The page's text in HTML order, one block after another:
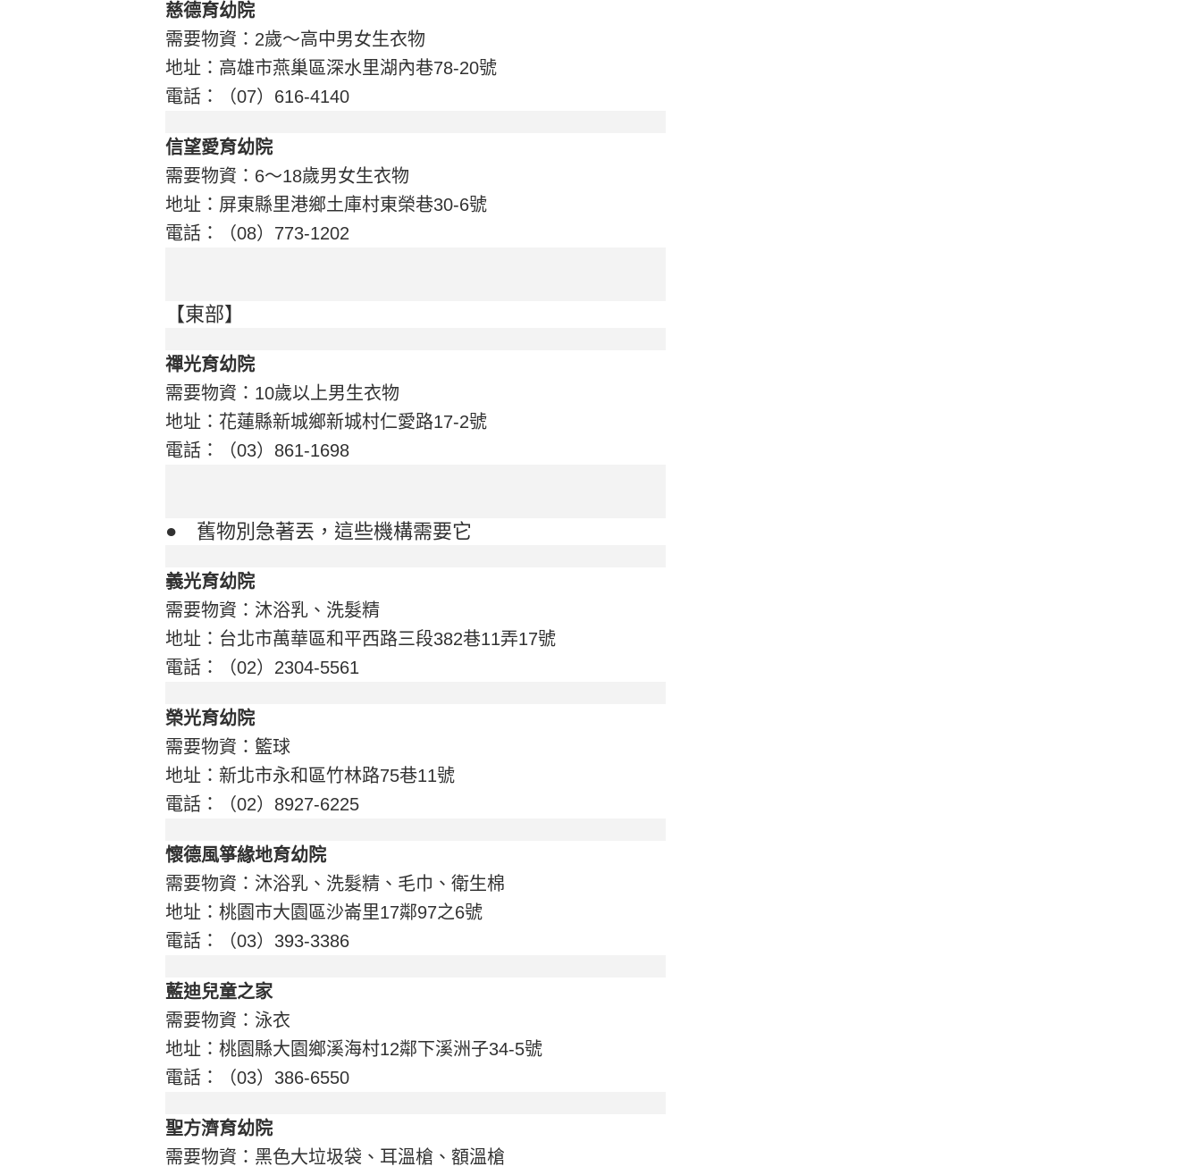
慈德育幼院
需要物資：2歲～高中男女生衣物
地址：高雄市燕巢區深水里湖內巷78-20號
電話：（07）616-4140
信望愛育幼院
需要物資：6～18歲男女生衣物
地址：屏東縣里港鄉土庫村東榮巷30-6號
電話：（08）773-1202
【東部】
禪光育幼院
需要物資：10歲以上男生衣物
地址：花蓮縣新城鄉新城村仁愛路17-2號
電話：（03）861-1698
● 舊物別急著丟，這些機構需要它
義光育幼院
需要物資：沐浴乳、洗髮精
地址：台北市萬華區和平西路三段382巷11弄17號
電話：（02）2304-5561
榮光育幼院
需要物資：籃球
地址：新北市永和區竹林路75巷11號
電話：（02）8927-6225
懷德風箏緣地育幼院
需要物資：沐浴乳、洗髮精、毛巾、衛生棉
地址：桃園市大園區沙崙里17鄰97之6號
電話：（03）393-3386
藍迪兒童之家
需要物資：泳衣
地址：桃園縣大園鄉溪海村12鄰下溪洲子34-5號
電話：（03）386-6550
聖方濟育幼院
需要物資：黑色大垃圾袋、耳溫槍、額溫槍